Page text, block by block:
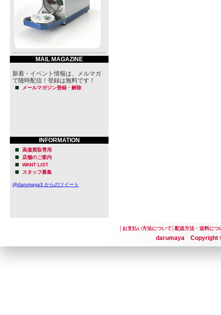
MAIL MAGAZINE
新着・イベント情報は、メルマガ
で随時配信！登録は無料です！
メールマガジン登録・解除
INFORMATION
高価買取専用
店舗のご案内
WANT LIST
スタッフ募集
@darumaya3 からのツイート
お支払い方法について│ 配送方法・送料につ
darumaya Copyright